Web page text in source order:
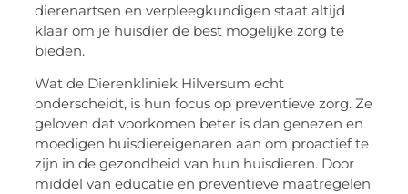
dierenartsen en verpleegkundigen staat altijd
klaar om je huisdier de best mogelijke zorg te
bieden.
Wat de Dierenkliniek Hilversum echt
onderscheidt, is hun focus op preventieve zorg. Ze
geloven dat voorkomen beter is dan genezen en
moedigen huisdiereigenaren aan om proactief te
zijn in de gezondheid van hun huisdieren. Door
middel van educatie en preventieve maatregelen